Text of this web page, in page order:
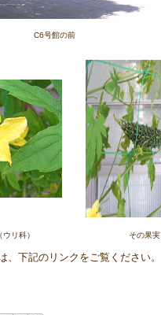
C6号館の前
リ科） その果実
下記のリンクをご覧ください。